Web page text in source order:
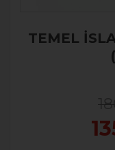
TEMEL